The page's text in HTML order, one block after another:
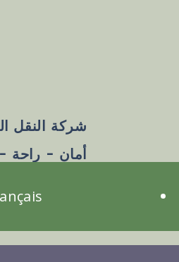
شركة النقل
أمان - راحة